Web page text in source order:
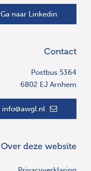
Ga naar Linkedin
Contact
Postbus 5364
6802 EJ Arnhem
info@awgl.nl
Over deze website